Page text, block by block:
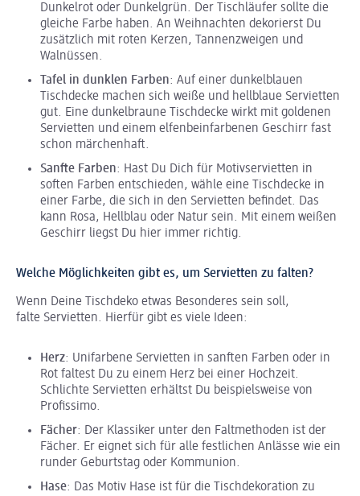
Dunkelrot oder Dunkelgrün. Der Tischläufer sollte die
gleiche Farbe haben. An Weihnachten dekorierst Du
zusätzlich mit roten Kerzen, Tannenzweigen und
Walnüssen.
Tafel in dunklen Farben: Auf einer dunkelblauen
Tischdecke machen sich weiße und hellblaue Servietten
gut. Eine dunkelbraune Tischdecke wirkt mit goldenen
Servietten und einem elfenbeinfarbenen Geschirr fast
schon märchenhaft.
Sanfte Farben: Hast Du Dich für Motivservietten in
soften Farben entschieden, wähle eine Tischdecke in
einer Farbe, die sich in den Servietten befindet. Das
kann Rosa, Hellblau oder Natur sein. Mit einem weißen
Geschirr liegst Du hier immer richtig.
Welche Möglichkeiten gibt es, um Servietten zu falten?
Wenn Deine Tischdeko etwas Besonderes sein soll,
falte Servietten. Hierfür gibt es viele Ideen:
Herz: Unifarbene Servietten in sanften Farben oder in
Rot faltest Du zu einem Herz bei einer Hochzeit.
Schlichte Servietten erhältst Du beispielsweise von
Profissimo.
Fächer: Der Klassiker unter den Faltmethoden ist der
Fächer. Er eignet sich für alle festlichen Anlässe wie ein
runder Geburtstag oder Kommunion.
Hase: Das Motiv Hase ist für die Tischdekoration zu